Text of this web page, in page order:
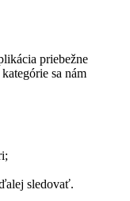
priebežne
sa nám
sledovať.